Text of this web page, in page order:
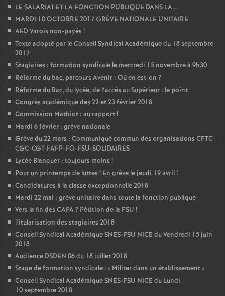
LE SALARIAT ET LA FONCTION PUBLIQUE DANS LA...
MARDI 10 OCTOBRE 2017 GRÈVE NATIONALE UNITAIRE
AED Varois non-payés !
Texte adopté par le Conseil Syndical Académique du 18 septembre
2017
Stagiaires : formation syndicale le mercredi 15 novembre à 9h30
Réforme du bac, parcours Avenir : Où en est-on ?
Réforme du Bac, du lycée, de l’accès au Supérieur : le point
Congrès académique des 22 et 23 février 2018
Commission Mathiot : au rapport!
Mardi 6 février : grève nationale
Grève du 22 mars : Communiqué commun des organisations CFTC-
CGC-CGT-FAFP-FO-FSU-SOLIDAIRES
Lycée Blanquer : toujours moins !
Pour un printemps de luttes ! En grève le jeudi 19 avril!
Candidatures à la classe exceptionnelle 2018
Mardi 22 mai : grève unitaire dans toute la fonction publique
Vers la fin des CAPA? Pétition de la FSU !
Titularisation des stagiaires 2018
Conseil Syndical Académique SNES-FSU NICE du Vendredi 15 juin
2018
Audience DSDEN 06 du 18 juillet 2018
Stage de formation syndicale : « Militer dans un établissement»
Conseil Syndical Académique SNES-FSU NICE du Lundi
10 septembre 2018